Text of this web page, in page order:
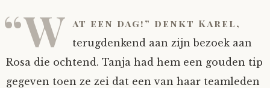
Kersje
“W at een dag!” denkt Karel,
terugdenkend aan zijn bezoek aan
Rosa die ochtend. Tanja had hem een gouden tip
gegeven toen ze zei dat een van haar teamleden